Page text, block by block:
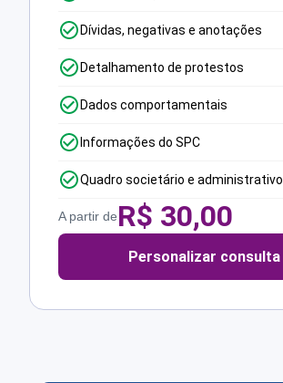
Dívidas, negativas e anotações
Detalhamento de protestos
Dados comportamentais
Informações do SPC
Quadro societário e administrativo
A partir deR$ 30,00
Personalizar consulta